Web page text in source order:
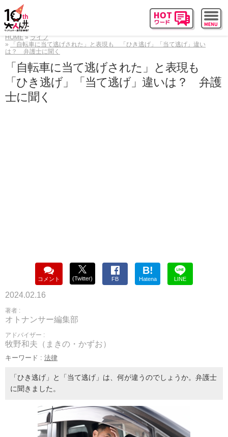
HOME
ライフ
「自転車に当て逃げされた」と表現も 「ひき逃げ」「当て逃げ」違い
は？ 弁護士に聞く
「自転車に当て逃げされた」と表現も
「ひき逃げ」「当て逃げ」違いは？ 弁護
士に聞く
コメント (Twitter) FB
B!
Hatena LINE
2024.02.16
著者 :
オトナンサー編集部
アドバイザー :
牧野和夫（まきの・かずお）
キーワード : 法律
「ひき逃げ」と「当て逃げ」は、何が違うのでしょうか。弁護士
に聞きました。